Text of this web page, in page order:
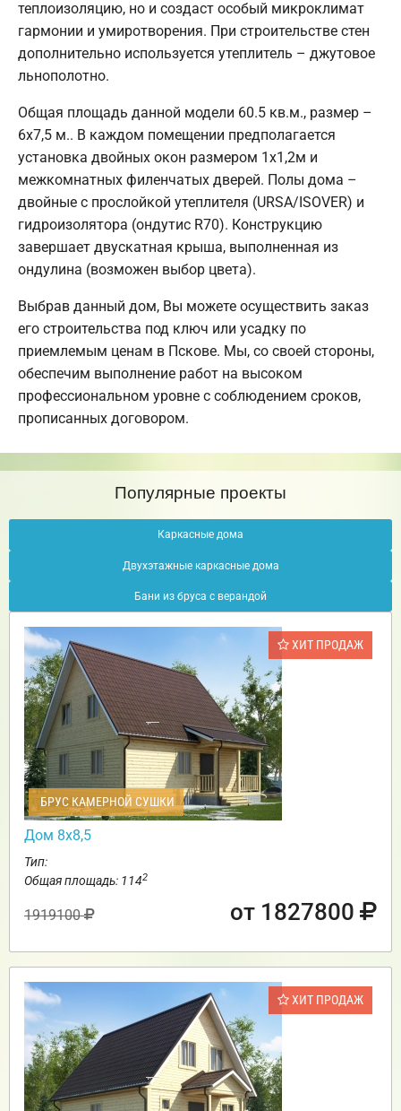
теплоизоляцию, но и создаст особый микроклимат
гармонии и умиротворения. При строительстве стен
дополнительно используется утеплитель – джутовое
льнополотно.
Общая площадь данной модели 60.5 кв.м., размер –
6х7,5 м.. В каждом помещении предполагается
установка двойных окон размером 1х1,2м и
межкомнатных филенчатых дверей. Полы дома –
двойные с прослойкой утеплителя (URSA/ISOVER) и
гидроизолятора (ондутис R70). Конструкцию
завершает двускатная крыша, выполненная из
ондулина (возможен выбор цвета).
Выбрав данный дом, Вы можете осуществить заказ
его строительства под ключ или усадку по
приемлемым ценам в Пскове. Мы, со своей стороны,
обеспечим выполнение работ на высоком
профессиональном уровне с соблюдением сроков,
прописанных договором.
Популярные проекты
Каркасные дома
Двухэтажные каркасные дома
Бани из бруса с верандой
ХИТ ПРОДАЖ
БРУС КАМЕРНОЙ СУШКИ
Дом 8х8,5
Тип:
Общая площадь: 1142
1919100 от 1827800
ХИТ ПРОДАЖ